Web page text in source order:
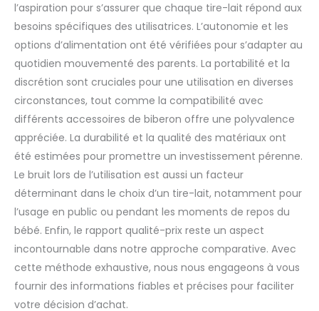
l’aspiration pour s’assurer que chaque tire-lait répond aux
besoins spécifiques des utilisatrices. L’autonomie et les
options d’alimentation ont été vérifiées pour s’adapter au
quotidien mouvementé des parents. La portabilité et la
discrétion sont cruciales pour une utilisation en diverses
circonstances, tout comme la compatibilité avec
différents accessoires de biberon offre une polyvalence
appréciée. La durabilité et la qualité des matériaux ont
été estimées pour promettre un investissement pérenne.
Le bruit lors de l’utilisation est aussi un facteur
déterminant dans le choix d’un tire-lait, notamment pour
l’usage en public ou pendant les moments de repos du
bébé. Enfin, le rapport qualité-prix reste un aspect
incontournable dans notre approche comparative. Avec
cette méthode exhaustive, nous nous engageons à vous
fournir des informations fiables et précises pour faciliter
votre décision d’achat.